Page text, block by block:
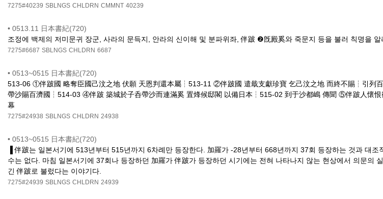
7275#40239 SBLNGS CHLDRN CMMNT 40239
• 0513.11 日本書紀(720)
조정에 백제의 저미문귀 장군, 사라의 문득지, 안라의 신이해 및 분파위좌, 伴跛 ❷旣殿奚와 죽문지 등을 불러 칙명을 알
7275#6687 SBLNGS CHLDRN 6687
• 0513~0515 日本書紀(720)
513-06 ①伴跛國 略奪臣國己汶之地 伏願 天恩判還本屬┆513-11 ②伴跛國 遣戢支獻珍寶 乞己汶之地 而終不賜┆引列
帶沙賜百濟國┆514-03 ④伴跛 築城於子呑帶沙而連滿奚 置烽候邸閣 以備日本┆515-02 到于沙都嶋 傳聞 ⑤伴跛人懷
幕
7275#24938 SBLNGS CHLDRN 24938
• 0513~0515 日本書紀(720)
▐ 伴跛는 일본서기에 513년부터 515년까지 6차례만 등장한다. 加羅가 -28년부터 668년까지 37회 등장하는 것과 대
수는 없다. 마침 일본서기에 37회나 등장하던 加羅가 伴跛가 등장하던 시기에는 전혀 나타나지 않는 현상에서 의문
긴 伴跛로 불렀다는 이야기다.
7275#24939 SBLNGS CHLDRN 24939